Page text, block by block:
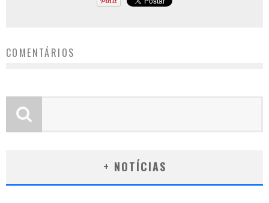
COMENTÁRIOS
+ NOTÍCIAS